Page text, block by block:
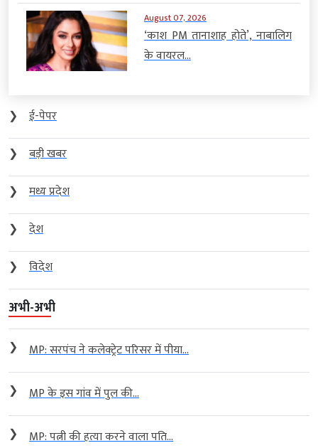
August 07, 2026
‘काश PM तानाशाह होते’, नाबालिग
के वायरल...
❯
ई-पेपर
❯
बड़ी खबर
❯
मध्य प्रदेश
❯
देश
❯
विदेश
अभी-अभी
❯ MP: सरपंच ने कलेक्ट्रेट परिसर में पीया...
❯ MP के इस गांव में पुल की...
❯ MP: पत्नी की हत्या करने वाला पति...